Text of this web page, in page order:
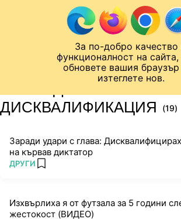
За по-добро качество
функционалност на
обновете вашия
изтеглете нов.
Към съдържанието
Лига на Конференциите
ДИСКВАЛИФИКАЦИЯ
(19)
Заради удари с глава:
на кървав диктатор
ПОВЕЧЕ ОТ
ДРУГИ add favorites
Изхвърлиха я от футзала за 5 години
жестокост (ВИДЕО)